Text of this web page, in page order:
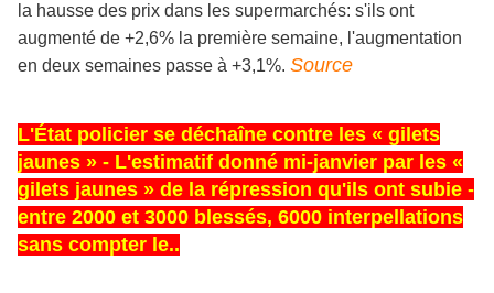
la hausse des prix dans les supermarchés: s'ils ont
augmenté de +2,6% la première semaine, l'augmentation
en deux semaines passe à +3,1%. Source
L'État policier se déchaîne contre les « gilets
jaunes » - L'estimatif donné mi-janvier par les «
gilets jaunes » de la répression qu'ils ont subie -
entre 2000 et 3000 blessés, 6000 interpellations
sans compter le..